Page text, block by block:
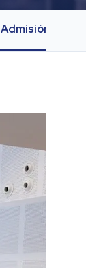
Admisión